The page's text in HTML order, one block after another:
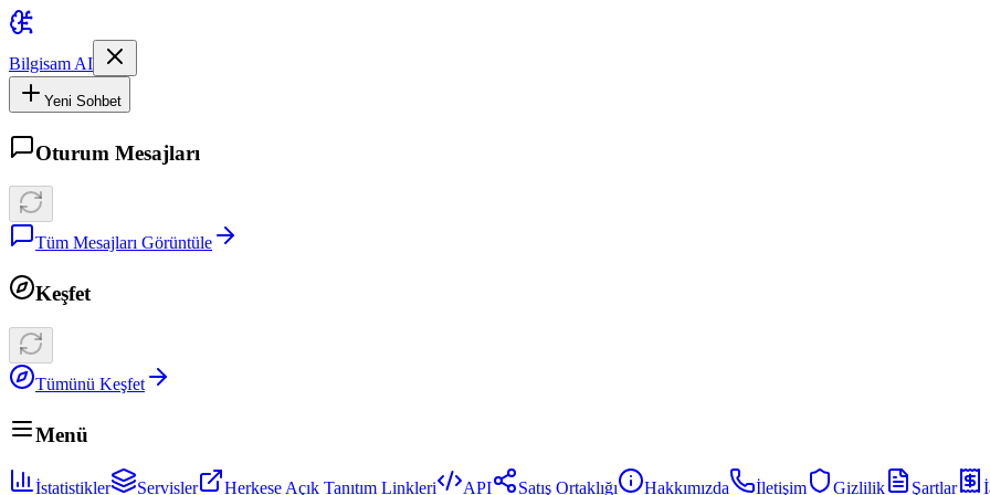
Bilgisam AI
Yeni Sohbet
Oturum Mesajları
Tüm Mesajları Görüntüle
Keşfet
Tümünü Keşfet
Menü
İstatistikler Servisler Herkese Açık Tanıtım Linkleri API Satış Ortaklığı Hakkımızda İletişim Gizlilik Şartlar